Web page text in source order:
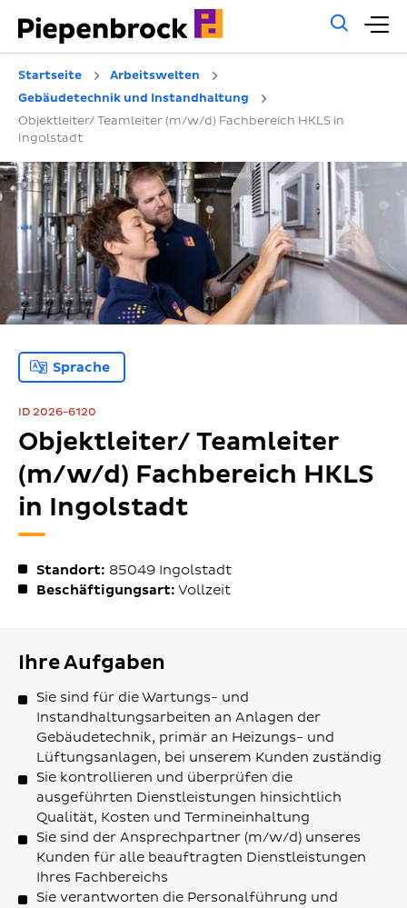
Startseite
Arbeitswelten
Gebäudetechnik und Instandhaltung
Objektleiter/ Teamleiter (m/w/d) Fachbereich HKLS in
Ingolstadt
Sprache
ID 2026-6120
Objektleiter/ Teamleiter
(m/w/d) Fachbereich HKLS
in Ingolstadt
Standort: 85049 Ingolstadt
Beschäftigungsart: Vollzeit
Ihre Aufgaben
Sie sind für die Wartungs- und
Instandhaltungsarbeiten an Anlagen der
Gebäudetechnik, primär an Heizungs- und
Lüftungsanlagen, bei unserem Kunden zuständig
Sie kontrollieren und überprüfen die
ausgeführten Dienstleistungen hinsichtlich
Qualität, Kosten und Termineinhaltung
Sie sind der Ansprechpartner (m/w/d) unseres
Kunden für alle beauftragten Dienstleistungen
Ihres Fachbereichs
Sie verantworten die Personalführung und